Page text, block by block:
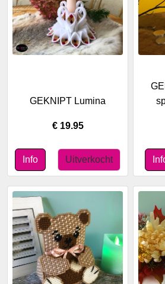
GEKNIPT Lumina
€ 19.95